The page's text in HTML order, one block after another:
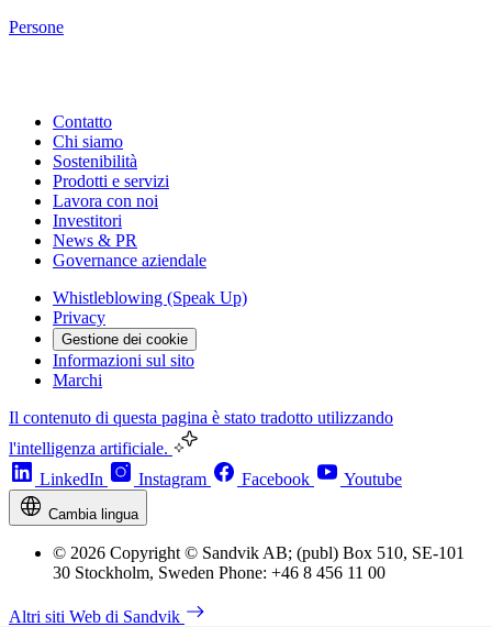
Persone
Contatto
Chi siamo
Sostenibilità
Prodotti e servizi
Lavora con noi
Investitori
News & PR
Governance aziendale
Whistleblowing (Speak Up)
Privacy
Gestione dei cookie
Informazioni sul sito
Marchi
Il contenuto di questa pagina è stato tradotto utilizzando
l'intelligenza artificiale.
LinkedIn
Instagram Facebook Youtube
Cambia lingua
© 2026 Copyright © Sandvik AB; (publ) Box 510, SE-101
30 Stockholm, Sweden Phone: +46 8 456 11 00
Altri siti Web di Sandvik